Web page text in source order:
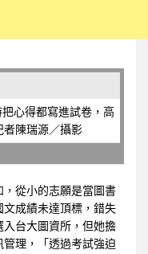
心得都寫進試卷，高
者陳瑞源／攝影
從小的志願是當圖書
成績未達頂標，錯失
台大圖資所，但她擔
理，「透過考試強迫